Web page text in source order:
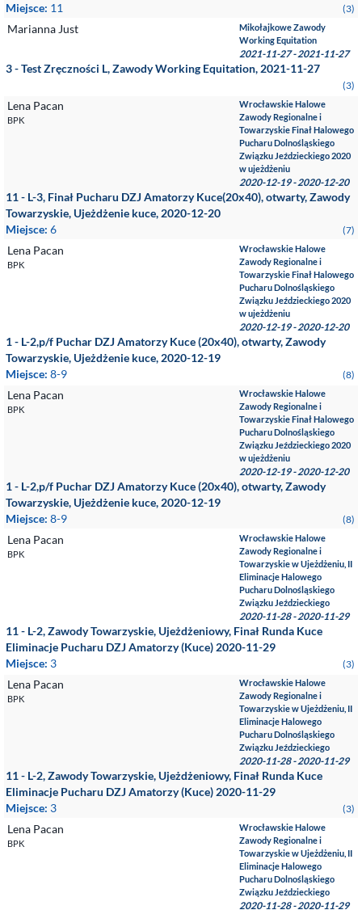
Miejsce: 11 (3)
Marianna Just
Mikołajkowe Zawody
Working Equitation
2021-11-27 - 2021-11-27
3 - Test Zręczności L, Zawody Working Equitation, 2021-11-27
(3)
Lena Pacan
BPK
Wrocławskie Halowe
Zawody Regionalne i
Towarzyskie Finał Halowego
Pucharu Dolnośląskiego
Związku Jeździeckiego 2020
w ujeżdżeniu
2020-12-19 - 2020-12-20
11 - L-3, Finał Pucharu DZJ Amatorzy Kuce(20x40), otwarty, Zawody
Towarzyskie, Ujeżdżenie kuce, 2020-12-20
Miejsce: 6 (7)
Lena Pacan
BPK
Wrocławskie Halowe
Zawody Regionalne i
Towarzyskie Finał Halowego
Pucharu Dolnośląskiego
Związku Jeździeckiego 2020
w ujeżdżeniu
2020-12-19 - 2020-12-20
1 - L-2,p/f Puchar DZJ Amatorzy Kuce (20x40), otwarty, Zawody
Towarzyskie, Ujeżdżenie kuce, 2020-12-19
Miejsce: 8-9 (8)
Lena Pacan
BPK
Wrocławskie Halowe
Zawody Regionalne i
Towarzyskie Finał Halowego
Pucharu Dolnośląskiego
Związku Jeździeckiego 2020
w ujeżdżeniu
2020-12-19 - 2020-12-20
1 - L-2,p/f Puchar DZJ Amatorzy Kuce (20x40), otwarty, Zawody
Towarzyskie, Ujeżdżenie kuce, 2020-12-19
Miejsce: 8-9 (8)
Lena Pacan
BPK
Wrocławskie Halowe
Zawody Regionalne i
Towarzyskie w Ujeżdżeniu, II
Eliminacje Halowego
Pucharu Dolnośląskiego
Związku Jeździeckiego
2020-11-28 - 2020-11-29
11 - L-2, Zawody Towarzyskie, Ujeżdżeniowy, Finał Runda Kuce
Eliminacje Pucharu DZJ Amatorzy (Kuce) 2020-11-29
Miejsce: 3 (3)
Lena Pacan
BPK
Wrocławskie Halowe
Zawody Regionalne i
Towarzyskie w Ujeżdżeniu, II
Eliminacje Halowego
Pucharu Dolnośląskiego
Związku Jeździeckiego
2020-11-28 - 2020-11-29
11 - L-2, Zawody Towarzyskie, Ujeżdżeniowy, Finał Runda Kuce
Eliminacje Pucharu DZJ Amatorzy (Kuce) 2020-11-29
Miejsce: 3 (3)
Lena Pacan
BPK
Wrocławskie Halowe
Zawody Regionalne i
Towarzyskie w Ujeżdżeniu, II
Eliminacje Halowego
Pucharu Dolnośląskiego
Związku Jeździeckiego
2020-11-28 - 2020-11-29